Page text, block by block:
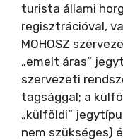
turista állami
regisztrációval,
MOHOSZ
„emelt áras”
szervezeti
tagsággal; a
„külföldi”
nem szükséges)